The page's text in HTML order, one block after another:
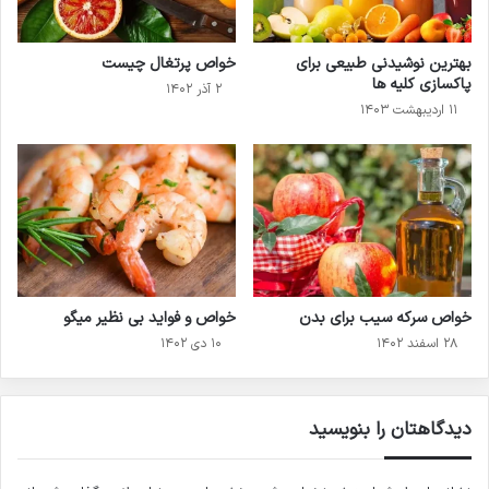
بهترین نوشیدنی طبیعی برای
پاکسازی کلیه ها
۱۱ اردیبهشت ۱۴۰۳
خواص پرتغال چیست
۲ آذر ۱۴۰۲
خواص سرکه سیب برای بدن
۲۸ اسفند ۱۴۰۲
خواص و فواید بی نظیر میگو
۱۰ دی ۱۴۰۲
دیدگاهتان را بنویسید